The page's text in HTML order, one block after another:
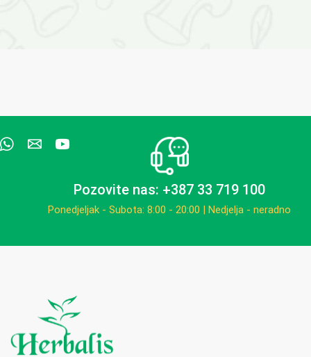
Pozovite nas: +387 33 719 100
Ponedjeljak - Subota: 8:00 - 20:00 | Nedjelja - neradno